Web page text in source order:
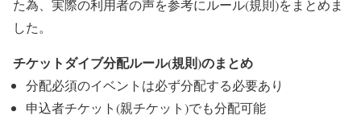
た為、実際の利用者の声を参考にルール(規則)をまとめま
した。
チケットダイブ分配ルール(規則)のまとめ
分配必須のイベントは必ず分配する必要あり
申込者チケット(親チケット)でも分配可能